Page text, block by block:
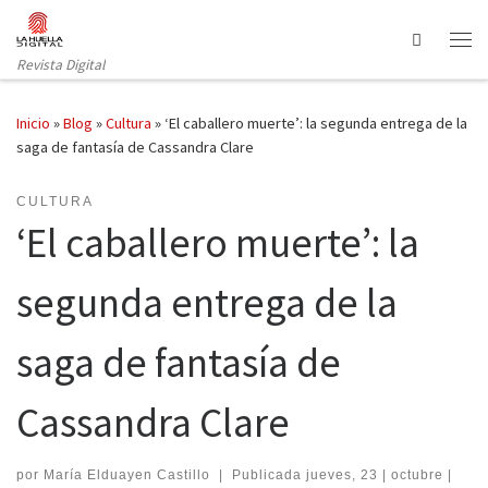
Saltar al contenido
Revista Digital
Search
Inicio »Blog »Cultura » ‘El caballero muerte’: la segunda entrega de la
saga de fantasía de Cassandra Clare
CULTURA
‘El caballero muerte’: la
segunda entrega de la
saga de fantasía de
Cassandra Clare
por María Elduayen Castillo | Publicada jueves, 23 | octubre |